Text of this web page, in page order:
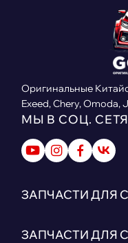
Оригинальные
Exeed, Chery, Omoda,
МЫ В СОЦ.
ЗАПЧАСТИ ДЛЯ
ЗАПЧАСТИ ДЛЯ